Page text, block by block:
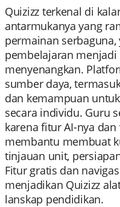
Quizizz terkenal di
antarmukanya yang
permainan
pembelajaran
menyenangkan.
sumber daya,
dan kemampuan
secara individu. Guru
karena fitur AI-nya
membantu membuat
tinjauan unit,
Fitur gratis dan
menjadikan Quizizz
lanskap pendidikan.